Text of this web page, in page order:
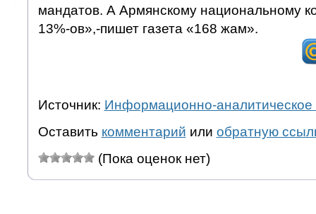
мандатов. А Армянскому национальному
13%-ов»,-пишет газета «168 жам».
Источник: Информационно-аналитическое
Оставить комментарий или обратную
(Пока оценок нет)